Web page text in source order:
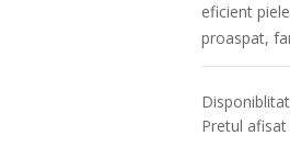
eficient
proaspat,
Pretul afisat